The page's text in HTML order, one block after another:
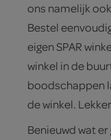
ons namelijk
Bestel
eigen SPAR
winkel in de
boodschappen
de winkel.
Benieuwd wat